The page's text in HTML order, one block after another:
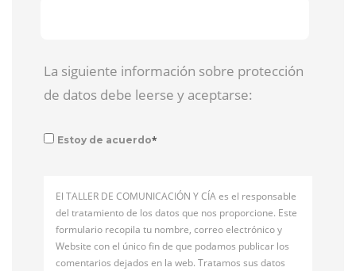
La siguiente información sobre protección
de datos debe leerse y aceptarse:
Estoy de acuerdo*
El TALLER DE COMUNICACIÓN Y CÍA es el responsable
del tratamiento de los datos que nos proporcione. Este
formulario recopila tu nombre, correo electrónico y
Website con el único fin de que podamos publicar los
comentarios dejados en la web. Tratamos sus datos